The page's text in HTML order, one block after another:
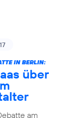
IN BERLIN:
über
am